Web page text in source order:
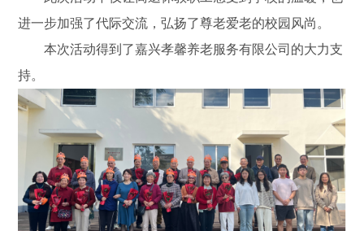
进一步加强了代际交流，弘扬了尊老爱老的校园风尚。
本次活动得到了嘉兴孝馨养老服务有限公司的大力支
持。